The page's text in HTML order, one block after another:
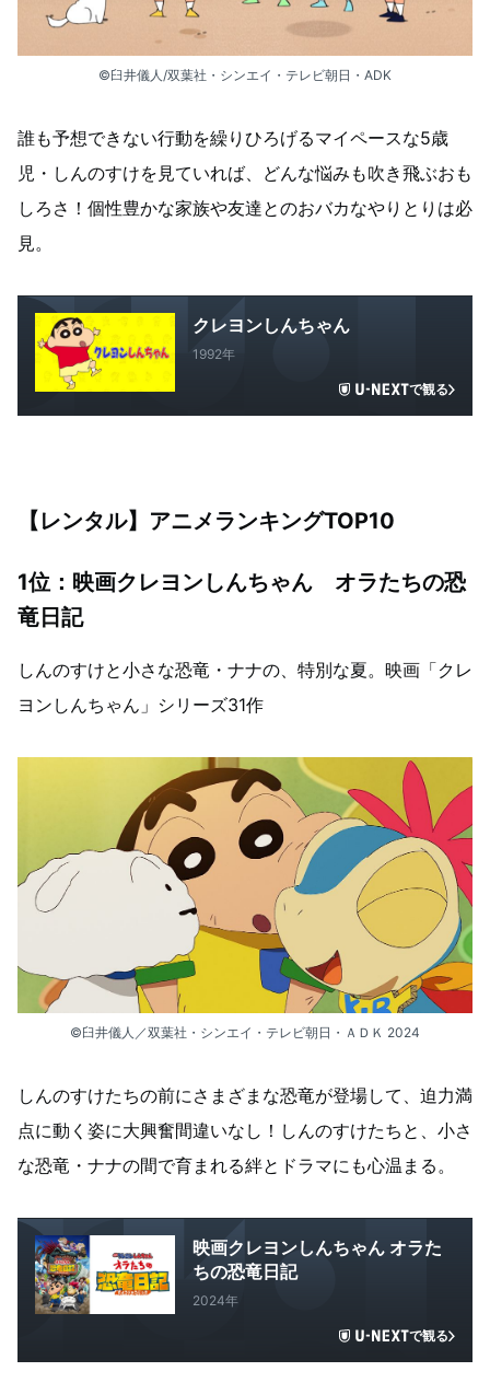
©臼井儀人/双葉社・シンエイ・テレビ朝日・ADK
誰も予想できない行動を繰りひろげるマイペースな5歳
児・しんのすけを見ていれば、どんな悩みも吹き飛ぶおも
しろさ！個性豊かな家族や友達とのおバカなやりとりは必
見。
クレヨンしんちゃん
1992年
で観る
【レンタル】アニメランキングTOP10
1位：映画クレヨンしんちゃん オラたちの恐
竜日記
しんのすけと小さな恐竜・ナナの、特別な夏。映画「クレ
ヨンしんちゃん」シリーズ31作
©臼井儀人／双葉社・シンエイ・テレビ朝日・ＡＤＫ 2024
しんのすけたちの前にさまざまな恐竜が登場して、迫力満
点に動く姿に大興奮間違いなし！しんのすけたちと、小さ
な恐竜・ナナの間で育まれる絆とドラマにも心温まる。
映画クレヨンしんちゃん オラた
ちの恐竜日記
2024年
で観る